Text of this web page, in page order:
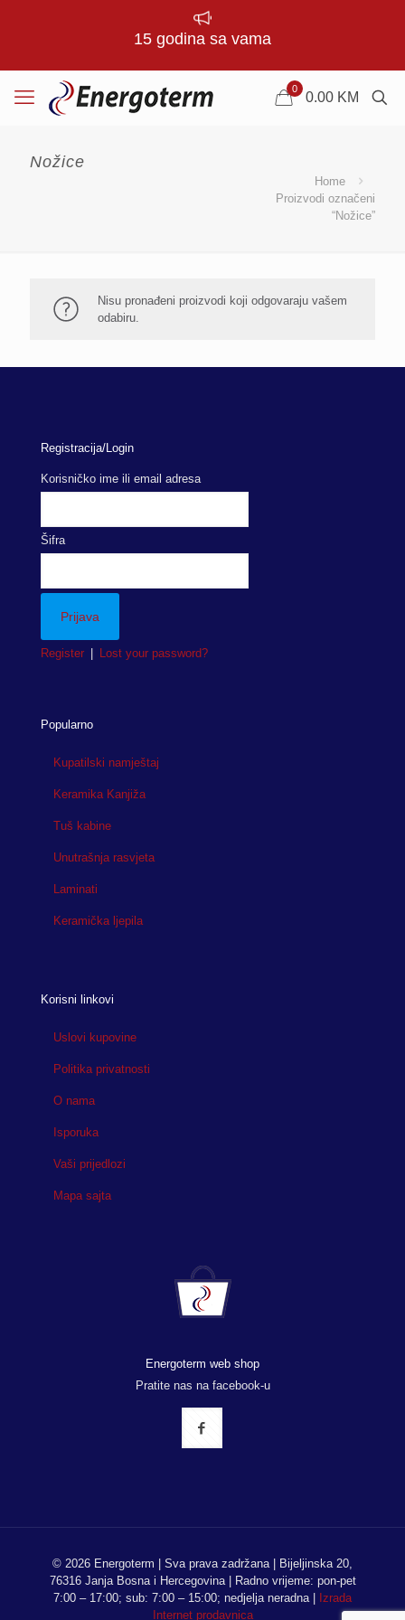
15 godina sa vama
0
0.00 KM
Nožice
Home
Proizvodi označeni
“Nožice”
Nisu pronađeni proizvodi koji odgovaraju vašem
odabiru.
Registracija/Login
Korisničko ime ili email adresa
Šifra
Register Lost your password?
Popularno
Kupatilski namještaj
Keramika Kanjiža
Tuš kabine
Unutrašnja rasvjeta
Laminati
Keramička ljepila
Korisni linkovi
Uslovi kupovine
Politika privatnosti
O nama
Isporuka
Vaši prijedlozi
Mapa sajta
Energoterm web shop
Pratite nas na facebook-u
© 2026 Energoterm | Sva prava zadržana | Bijeljinska 20,
76316 Janja Bosna i Hercegovina | Radno vrijeme: pon-pet
7:00 – 17:00; sub: 7:00 – 15:00; nedjelja neradna |
Izrada
Internet prodavnica